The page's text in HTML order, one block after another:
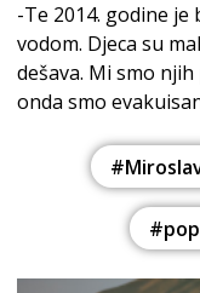
-Te 2014. godine
vodom. Djeca su
dešava. Mi smo njih
onda smo